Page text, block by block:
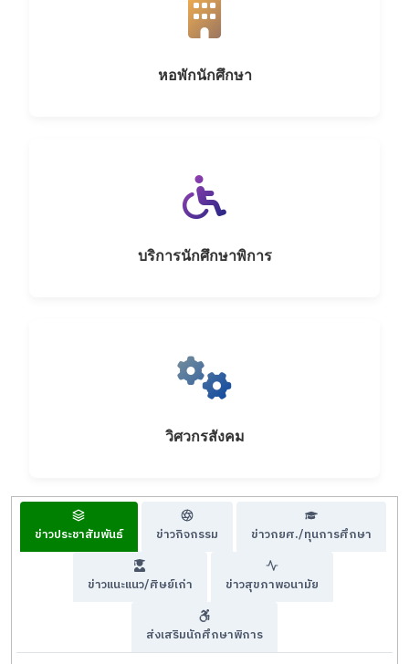
หอพักนักศึกษา
บริการนักศึกษาพิการ
วิศวกรสังคม
ข่าวประชาสัมพันธ์ ข่าวกิจกรรม ข่าวกยศ./ทุนการศึกษา
ข่าวแนะแนว/ศิษย์เก่า ข่าวสุขภาพอนามัย
ส่งเสริมนักศึกษาพิการ